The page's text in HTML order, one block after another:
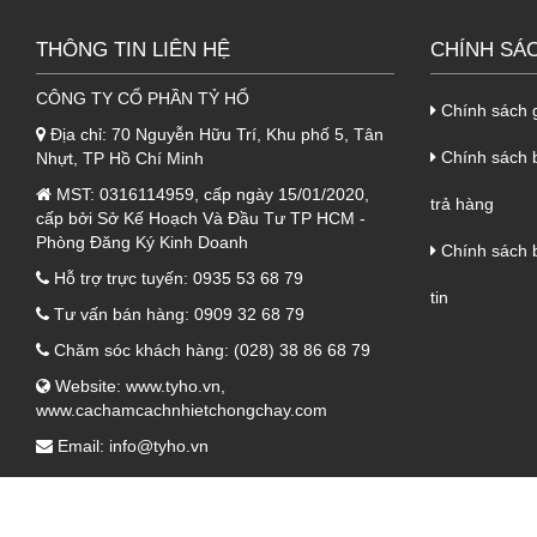
Lớp
2. Ưu điểm của tôn cách
Tôn PU cách nhiệt Phương Nam
miền tổ quốc. Với nhiều ưu điểm nổi
Khả năng cách âm, cách nhiệt,
Tỷ trọng nhẹ, độ bền cao, dễ
Màu sắc đa dạng, mang đến tính
THÔNG TIN LIÊN HỆ
CÔNG TY CỔ PHẦN TỶ HỔ
Địa chỉ: 70 Nguyễn Hữu Trí, Khu phố 5, Tân
Nhựt, TP Hồ Chí Minh
MST: 0316114959, cấp ngày 15/01/2020,
cấp bởi Sở Kế Hoạch Và Đầu Tư TP HCM -
Phòng Đăng Ký Kinh Doanh
Hỗ trợ trực tuyến: 0935 53 68 79
Tư vấn bán hàng: 0909 32 68 79
Chăm sóc khách hàng: (028) 38 86 68 79
Website: www.tyho.vn,
www.cachamcachnhietchongchay.com
Email: info@tyho.vn
CHÍNH
Chính sách
Chính sách
trả hàng
Chính sách
tin